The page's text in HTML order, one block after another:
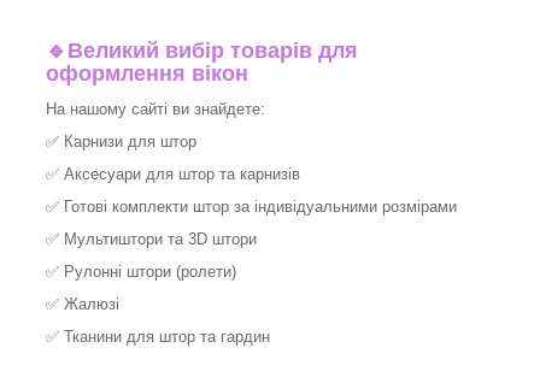
🔹 Великий вибір товарів для
оформлення вікон
На нашому сайті ви знайдете:
✅ Карнизи для штор
✅ Аксесуари для штор та карнизів
✅ Готові комплекти штор за індивідуальними розмірами
✅ Мультиштори та 3D штори
✅ Рулонні штори (ролети)
✅ Жалюзі
✅ Тканини для штор та гардин